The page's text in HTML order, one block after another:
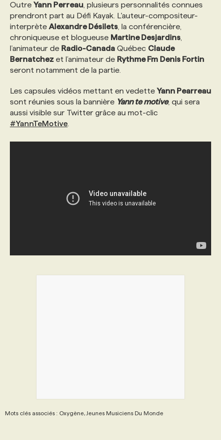
Outre Yann Perreau , plusieurs personnalités connues
prendront part au Défi Kayak. L'auteur-compositeur-
interprète Alexandre Désilets , la conférencière,
chroniqueuse et blogueuse Martine Desjardins
l’animateur de Radio-Canada Québec Claude
Bernatchez et l’animateur de Rythme Fm Denis Fortin
seront notamment de la partie.
Les capsules vidéos mettant en vedette Yann Pearreau
sont réunies sous la bannière Yann te motive, qui sera
aussi visible sur Twitter grâce au mot-clic
#YannTeMotive
Mots clés associés : Oxygène, Jeunes Musiciens Du Monde